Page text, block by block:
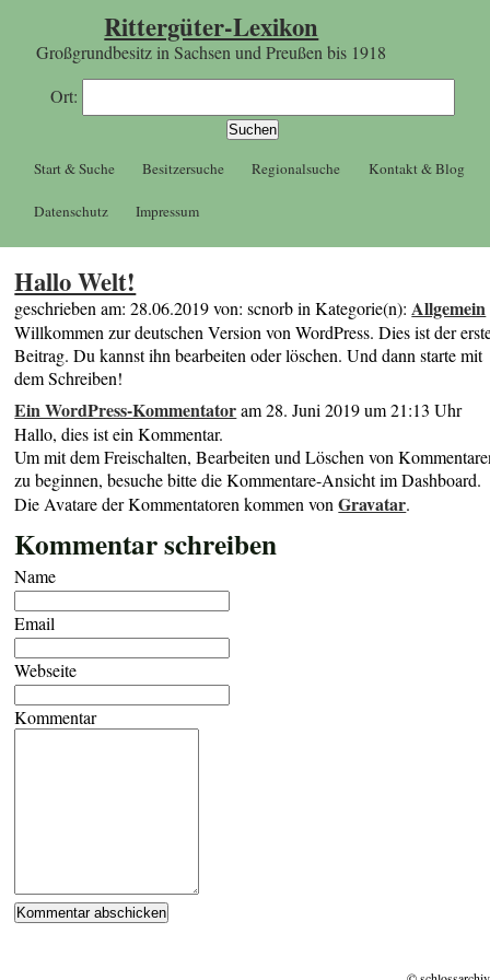
Rittergüter-Lexikon
Großgrundbesitz in Sachsen und Preußen bis 1918
Ort:
Start & Suche Besitzersuche Regionalsuche Kontakt & Blog
Datenschutz Impressum
Hallo Welt!
geschrieben am: 28.06.2019 von: scnorb in Kategorie(n):Allgemein
Willkommen zur deutschen Version von WordPress. Dies ist der
Beitrag. Du kannst ihn bearbeiten oder löschen. Und dann starte mit
dem Schreiben!
Ein WordPress-Kommentatoram 28. Juni 2019 um 21:13 Uhr
Hallo, dies ist ein Kommentar.
Um mit dem Freischalten, Bearbeiten und Löschen von
zu beginnen, besuche bitte die Kommentare-Ansicht im Dashboard.
Die Avatare der Kommentatoren kommen vonGravatar.
Kommentar schreiben
Name
Email
Webseite
Kommentar